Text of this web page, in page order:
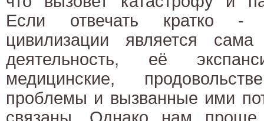
Если отвечать кратко -
цивилизации является
деятельность, её
медицинские,
проблемы и вызванные ими